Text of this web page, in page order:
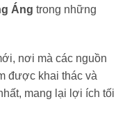
Áng trong những
nơi mà các nguồn
được khai thác và
mang lại lợi ích tối